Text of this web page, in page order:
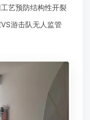
艺预防结构性开裂
游击队无人监管